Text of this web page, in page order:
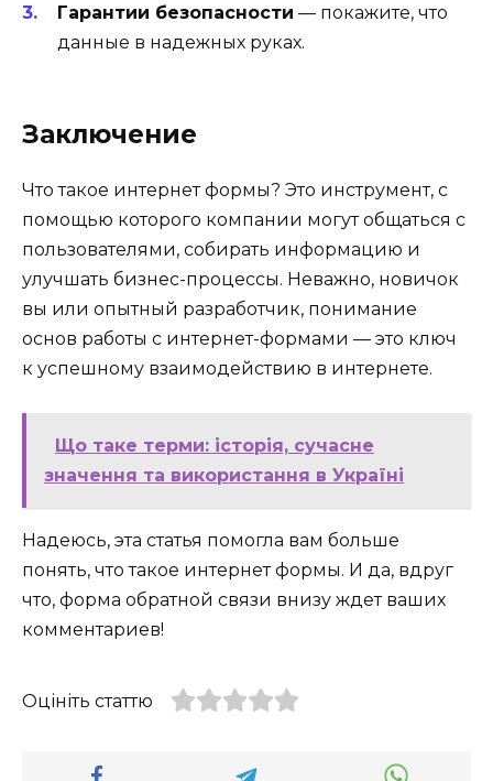
Гарантии безопасности — покажите, что
данные в надежных руках.
Заключение
Что такое интернет формы? Это инструмент, с
помощью которого компании могут общаться с
пользователями, собирать информацию и
улучшать бизнес-процессы. Неважно, новичок
вы или опытный разработчик, понимание
основ работы с интернет-формами — это ключ
к успешному взаимодействию в интернете.
Що таке терми: історія, сучасне
значення та використання в Україні
Надеюсь, эта статья помогла вам больше
понять, что такое интернет формы. И да, вдруг
что, форма обратной связи внизу ждет ваших
комментариев!
Оцініть статтю